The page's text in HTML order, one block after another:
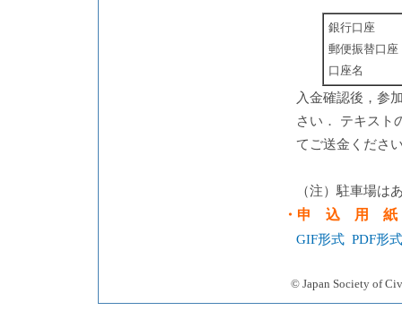
銀行口座
郵便振替口座
口座名
入金確認後，参
さい． テキスト
てご送金くださ
（注）駐車場は
・申 込 用 紙
GIF形式 PDF形式
© Japan Society of